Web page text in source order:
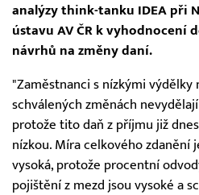
analýzy think-tanku IDEA při
ústavu AV ČR k vyhodnocení
návrhů na změny daní.
"Zaměstnanci s nízkými výdělky
schválených změnách
protože tito daň z příjmu již
nízkou. Míra celkového zdanění
vysoká, protože procentní
pojištění z mezd jsou vysoké a